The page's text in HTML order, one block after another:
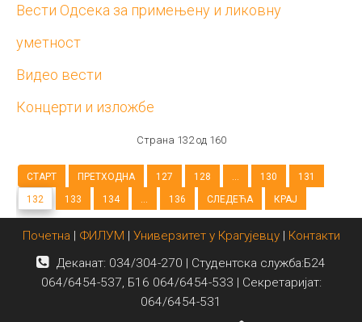
Вести Одсека за примењену и ликовну
уметност
Видео вести
Концерти и изложбе
Страна 132 од 160
СТАРТ ПРЕТХОДНА 127 128 ... 130
131
132
133 134 ... 136 СЛЕДЕЋА КРАЈ
Почетна | ФИЛУМ | Универзитет у Крагујевцу| Контакти
Деканат: 034/304-270 | Студентска служба:Б24
064/6454-537, Б16 064/6454-533 | Секретаријат:
064/6454-531